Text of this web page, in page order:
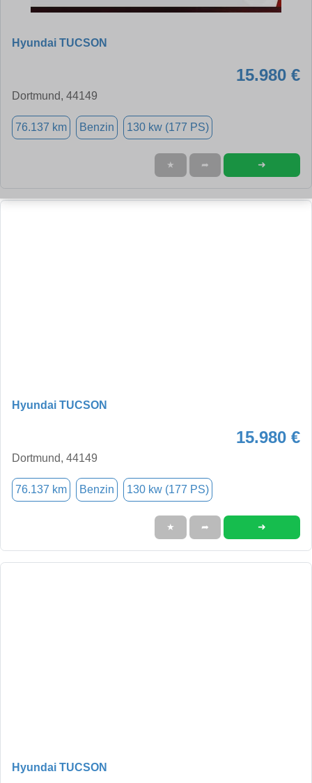
Hyundai TUCSON
15.980 €
Dortmund, 44149
76.137 km Benzin 130 kw (177 PS)
★ ➦ ➜
Hyundai TUCSON
15.980 €
Dortmund, 44149
76.137 km Benzin 130 kw (177 PS)
★ ➦ ➜
Hyundai TUCSON